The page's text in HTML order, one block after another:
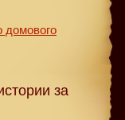
домового
за